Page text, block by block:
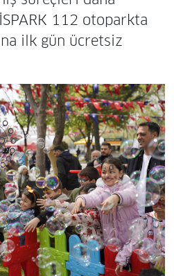
112 otoparkta
ilk gün ücretsiz